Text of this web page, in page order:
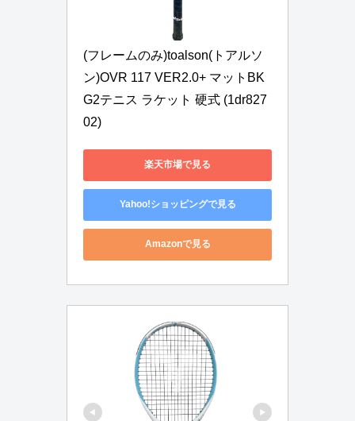
(フレームのみ)toalson(トアルソ
ン)OVR 117 VER2.0+ マットBK
G2テニス ラケット 硬式 (1dr827
02)
楽天市場で見る
Yahoo!ショッピングで見る
Amazonで見る